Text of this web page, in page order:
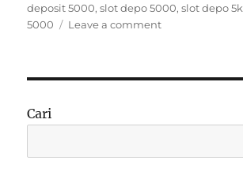
on
deposit 5000,slot depo 5000,slot depo 5k
5000
Leave a commenton
Penuh
Futuristik,
Cari